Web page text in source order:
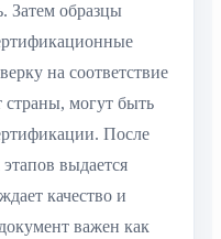
Затем образцы
на соответствие
страны, могут быть
После
выдается
качество и
важен как